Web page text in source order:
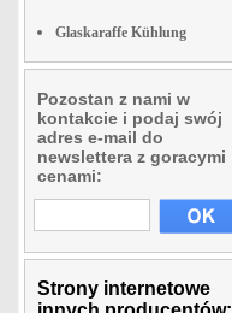
Glaskaraffe Kühlung
Pozostan z nami w
kontakcie i podaj swój
adres e-mail do
newslettera z goracymi
cenami:
Strony internetowe